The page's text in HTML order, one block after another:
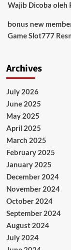
Wajib Dicoba oleh
bonus new
Game Slot777
Archives
July 2026
June 2025
May 2025
April 2025
March 2025
February 2025
January 2025
December 2024
November 2024
October 2024
September 2024
August 2024
July 2024